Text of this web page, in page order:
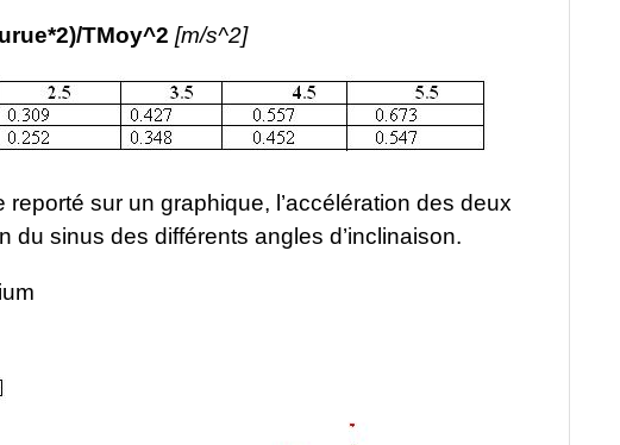
TMoy^2 [m/s^2]
sur un graphique, l’accélération des deux
du sinus des différents angles d’inclinaison.